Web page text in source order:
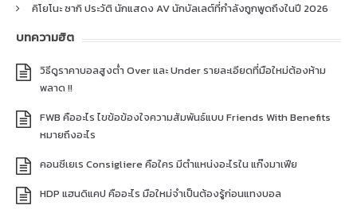
คิโยโนะ ซากิ ประวัติ นักแสดง AV นักบัลเลต์ที่กำลังถูกพูดถึงในปี 2026
บทความฮิต
วิธีดูราคาบอลสูงต่ำ Over และ Under รายละเอียดที่มือใหม่ต้องห้าม
พลาด !!
FWB คืออะไร ไขข้อข้องใจความสัมพันธ์แบบ Friends With Benefits
หมายถึงอะไร
คอนซีเยเร Consigliere คือใคร มีตำแหน่งอะไรใน แก๊งมาเฟีย
HDP แฮนดิแคป คืออะไร มือใหม่จำเป็นต้องรู้ก่อนแทงบอล